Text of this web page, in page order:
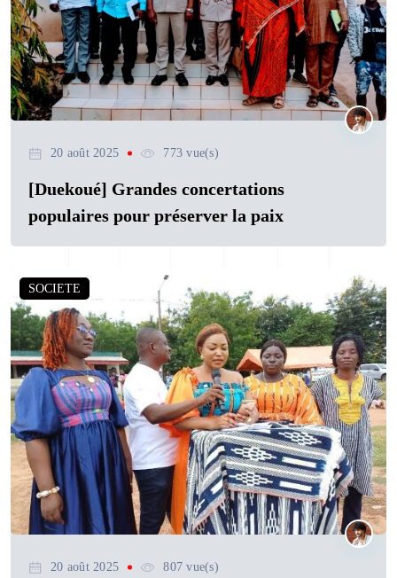
20 août 2025 773 vue(s)
[Duekoué] Grandes concertations
populaires pour préserver la paix
SOCIETE
20 août 2025 807 vue(s)